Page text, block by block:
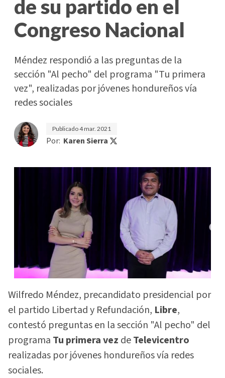
de su partido en el
Congreso Nacional
Méndez respondió a las preguntas de la
sección "Al pecho" del programa "Tu primera
vez", realizadas por jóvenes hondureños vía
redes sociales
Publicado4 mar. 2021
Por: Karen Sierra
Wilfredo Méndez, precandidato presidencial por
el partido Libertad y Refundación, Libre,
contestó preguntas en la sección "Al pecho" del
programa Tu primera vez deTelevicentro
realizadas por jóvenes hondureños vía redes
sociales.